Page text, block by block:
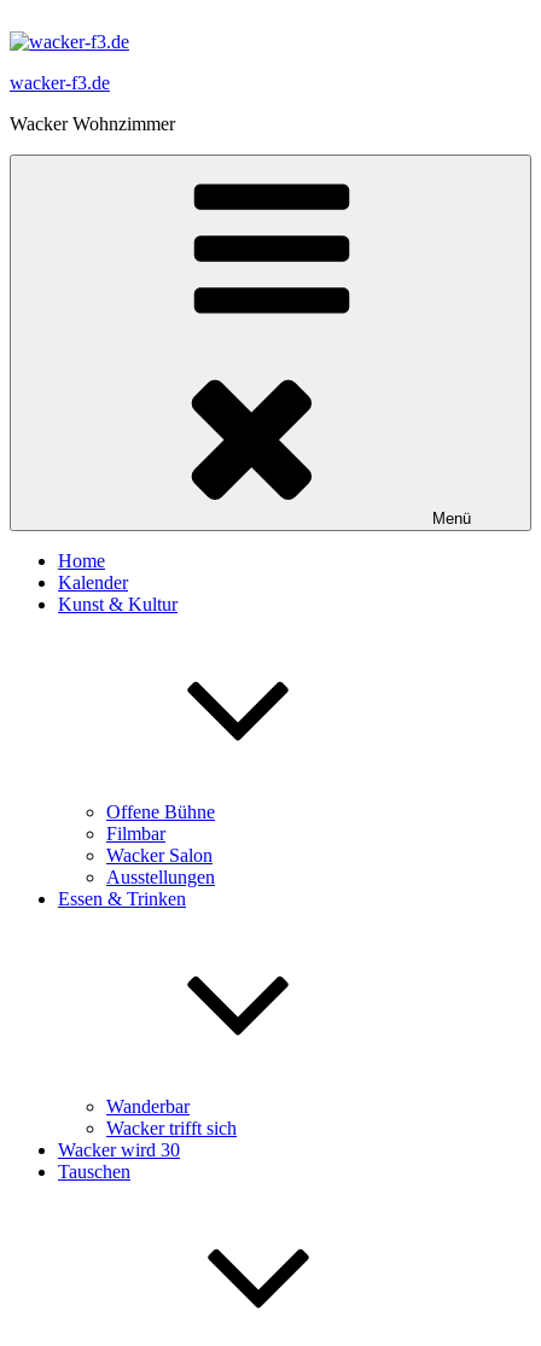
Inhalt
wacker-f3.de
Wacker Wohnzimmer
Menü
Home
Kalender
Kunst & Kultur
Offene Bühne
Filmbar
Wacker Salon
Ausstellungen
Essen & Trinken
Wanderbar
Wacker trifft sich
Wacker wird 30
Tauschen